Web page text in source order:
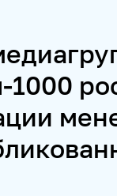
KOKTEBEL
1000